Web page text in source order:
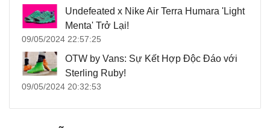
Undefeated x Nike Air Terra Humara 'Light
Menta' Trở Lại!
09/05/2024 22:57:25
OTW by Vans: Sự Kết Hợp Độc Đáo với
Sterling Ruby!
09/05/2024 20:32:53